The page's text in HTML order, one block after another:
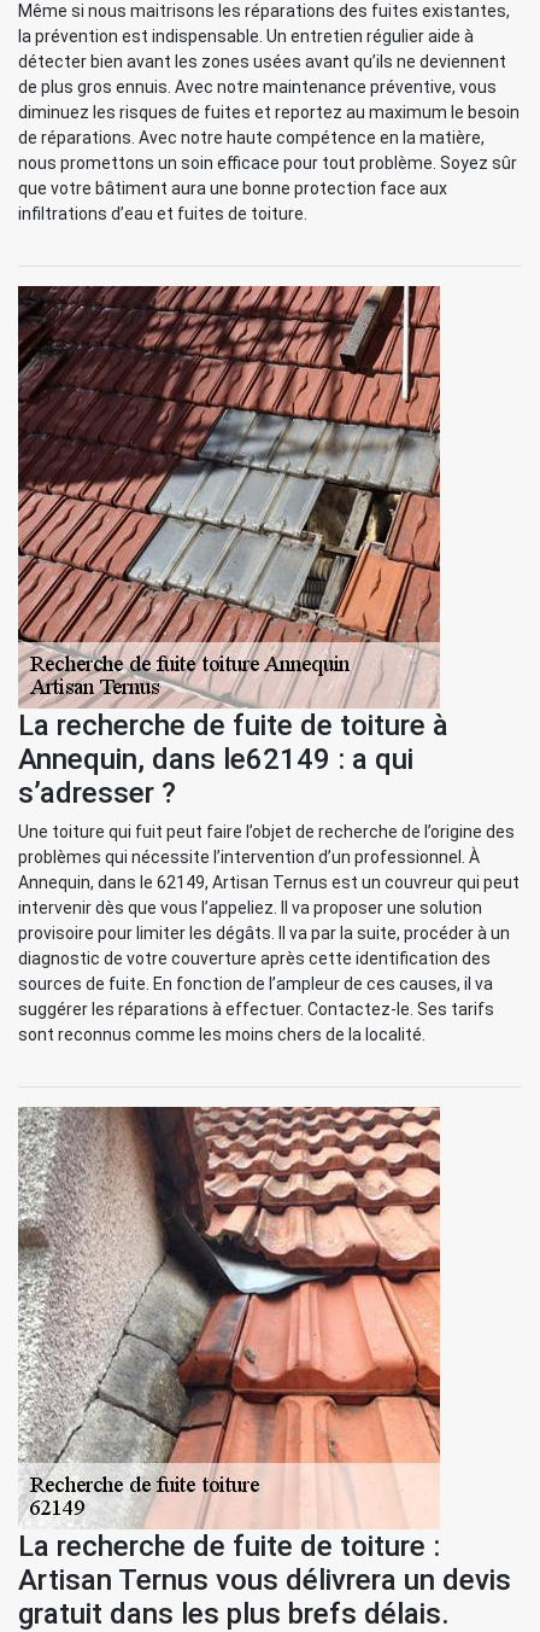
Même si nous maitrisons les réparations des fuites existantes,
la prévention est indispensable. Un entretien régulier aide à
détecter bien avant les zones usées avant qu’ils ne deviennent
de plus gros ennuis. Avec notre maintenance préventive, vous
diminuez les risques de fuites et reportez au maximum le besoin
de réparations. Avec notre haute compétence en la matière,
nous promettons un soin efficace pour tout problème. Soyez sûr
que votre bâtiment aura une bonne protection face aux
infiltrations d’eau et fuites de toiture.
La recherche de fuite de toiture à
Annequin, dans le62149 : a qui
s’adresser ?
Une toiture qui fuit peut faire l’objet de recherche de l’origine des
problèmes qui nécessite l’intervention d’un professionnel. À
Annequin, dans le 62149, Artisan Ternus est un couvreur qui peut
intervenir dès que vous l’appeliez. Il va proposer une solution
provisoire pour limiter les dégâts. Il va par la suite, procéder à un
diagnostic de votre couverture après cette identification des
sources de fuite. En fonction de l’ampleur de ces causes, il va
suggérer les réparations à effectuer. Contactez-le. Ses tarifs
sont reconnus comme les moins chers de la localité.
La recherche de fuite de toiture :
Artisan Ternus vous délivrera un devis
gratuit dans les plus brefs délais.